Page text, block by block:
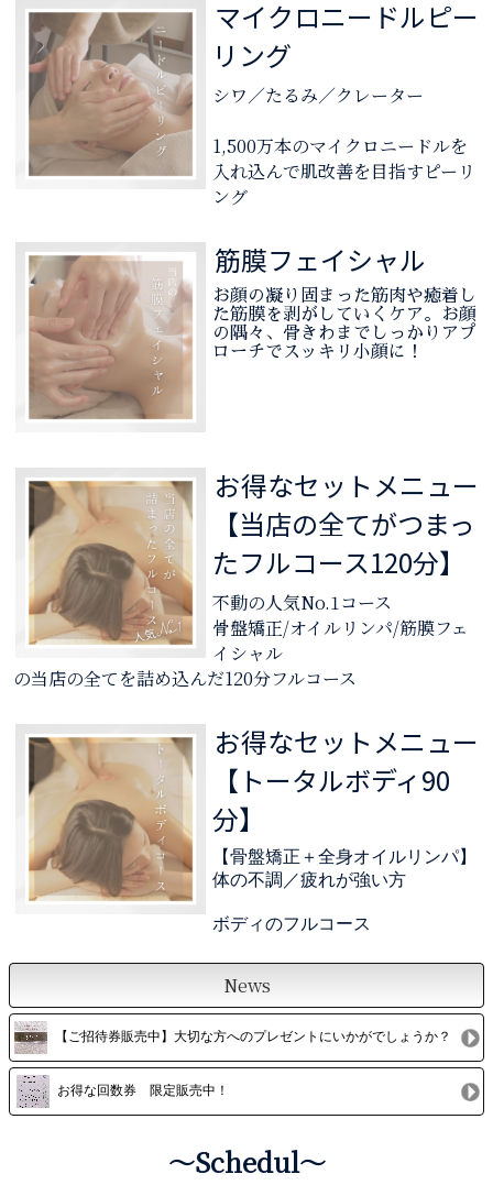
マイクロニードルピー
リング
シワ／たるみ／クレーター
1,500万本のマイクロニードルを
入れ込んで肌改善を目指すピーリ
ング
筋膜フェイシャル
お顔の凝り固まった筋肉や癒着し
た筋膜を剥がしていくケア。お顔
の隅々、骨きわまでしっかりアプ
ローチでスッキリ小顔に！
お得なセットメニュー
【当店の全てがつまっ
たフルコース120分】
不動の人気No.1コース
骨盤矯正/オイルリンパ/筋膜フェ
イシャル
の当店の全てを詰め込んだ120分フルコース
お得なセットメニュー
【トータルボディ90
分】
【骨盤矯正＋全身オイルリンパ】
体の不調／疲れが強い方
ボディのフルコース
News
【ご招待券販売中】大切な方へのプレゼントにいかがでしょうか？
お得な回数券 限定販売中！
〜Schedul〜